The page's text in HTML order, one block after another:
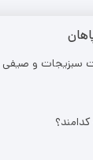
سبزیجات و